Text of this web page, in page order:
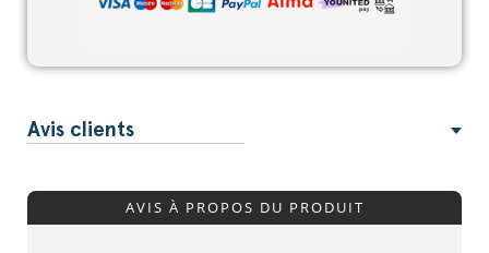
Avis clients
AVIS À PROPOS DU PRODUIT